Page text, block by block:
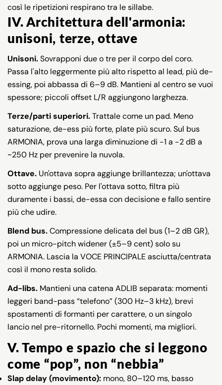
così le ripetizioni respirano tra le sillabe.
IV. Architettura dell'armonia:
unisoni, terze, ottave
Unisoni.Sovrapponi due o tre per il corpo del coro.
Passa l'alto leggermente più alto rispetto al lead, più de-
essing, poi abbassa di 6–9 dB. Mantieni al centro se vuoi
spessore; piccoli offset L/R aggiungono larghezza.
Terze/parti superiori.Trattale come un pad. Meno
saturazione, de-ess più forte, plate più scuro. Sul bus
ARMONIA, prova una larga diminuzione di −1 a −2 dB a
~250 Hz per prevenire la nuvola.
Ottave. Un'ottava sopra aggiunge brillantezza; un'ottava
sotto aggiunge peso. Per l'ottava sotto, filtra più
duramente i bassi, de-essa con decisione e fallo sentire
più che udire.
Blend bus.Compressione delicata del bus (1–2 dB GR),
poi un micro-pitch widener (±5–9 cent) solo su
ARMONIA. Lascia la VOCE PRINCIPALE asciutta/centrata
così il mono resta solido.
Ad-libs. Mantieni una catena ADLIB separata: momenti
leggeri band-pass “telefono” (300 Hz–3 kHz), brevi
spostamenti di formanti per carattere, o un singolo
lancio nel pre-ritornello. Pochi momenti, ma migliori.
V. Tempo e spazio che si leggono
come “pop”, non “nebbia”
Slap delay (movimento): mono, 80–120 ms, basso